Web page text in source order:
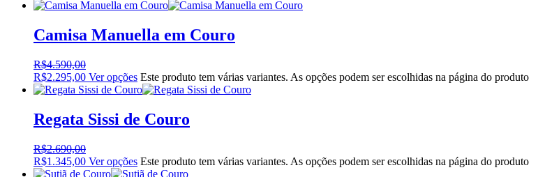
Camisa Manuella em Couro
R$4.590,00
R$2.295,00 Ver opções Este produto tem várias variantes. As opções podem ser escolhidas na página do produto
Regata Sissi de Couro
R$2.690,00
R$1.345,00 Ver opções Este produto tem várias variantes. As opções podem ser escolhidas na página do produto